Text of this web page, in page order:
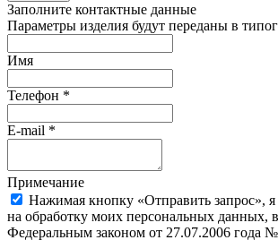
Заполните контактные данные
Параметры изделия будут переданы в
Имя
Телефон *
E-mail *
Примечание
Нажимая кнопку «Отправить запрос», я
на обработку моих персональных данных,
Федеральным законом от 27.07.2006 года